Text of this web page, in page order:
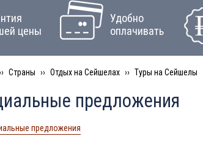
цены
Удобно
оплачивать
Страны Отдых на Сейшелах Туры на Сейшелы
предложения
предложения